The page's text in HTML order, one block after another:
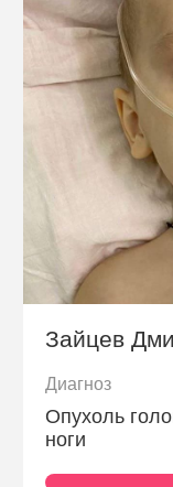
Зайцев
Диагноз
Опухоль
ноги